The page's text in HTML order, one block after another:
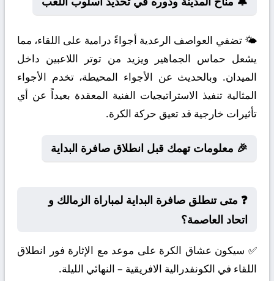
🌤️ تضفي العواصف الرعدية أجواءً درامية على اللقاء، مما
يشعل حماس الجماهير ويزيد من توتر اللاعبين داخل
الميدان. وبالحديث عن الأجواء المحيطة، تخدم الأجواء
المثالية تنفيذ الاستراتيجيات الفنية المعقدة بعيداً عن أي
تأثيرات خارجية قد تعيق حركة الكرة.
🎉 معلومات تهمك قبل انطلاق صافرة البداية
❓ متى تنطلق صافرة البداية لمباراة الزمالك و
اتحاد العاصمة؟
✅ سيكون عشاق الكرة على موعد مع الإثارة فور انطلاق
اللقاء في الكونفدرالية الافريقية – النهائي الليلة.